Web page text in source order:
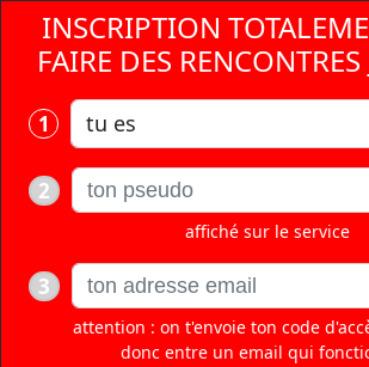
INSCRIPTION
FAIRE DES RENCONTRES
1
2
affiché sur le service
3
attention : on t'envoie ton code
donc entre un email qui